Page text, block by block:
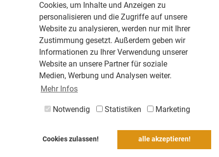
Cookies, um Inhalte und Anzeigen zu
personalisieren und die Zugriffe auf unsere
Website zu analysieren, werden nur mit Ihrer
Zustimmung gesetzt. Außerdem geben wir
Informationen zu Ihrer Verwendung unserer
Website an unsere Partner für soziale
Medien, Werbung und Analysen weiter.
Mehr Infos
Notwendig Statistiken Marketing
Cookies zulassen! alle akzeptieren!